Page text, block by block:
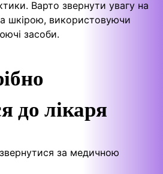
Варто звернути увагу на
шкірою, використовуючи
засоби.
до лікаря
за медичною